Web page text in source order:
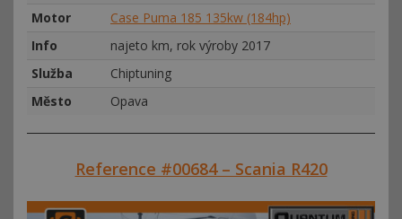
Motor
Case Puma 185 135kw (184hp)
Info
najeto km, rok výroby 2017
Služba
Chiptuning
Město
Opava
Reference #00684 – Scania R420